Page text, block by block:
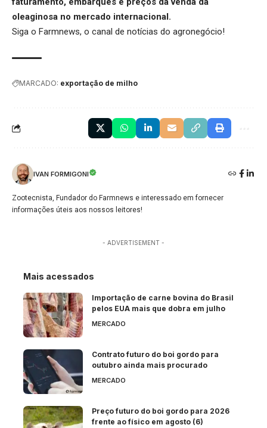
oleaginosa no mercado internacional.
Siga o Farmnews, o canal de notícias do agronegócio!
MARCADO: exportação de milho
IVAN FORMIGONI
Zootecnista, Fundador do Farmnews e interessado em fornecer
informações úteis aos nossos leitores!
- ADVERTISEMENT -
Mais acessados
Importação de carne bovina do Brasil
pelos EUA mais que dobra em julho
MERCADO
Contrato futuro do boi gordo para
outubro ainda mais procurado
MERCADO
Preço futuro do boi gordo para 2026
frente ao físico em agosto (6)